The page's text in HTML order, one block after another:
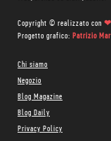
Copyright © realizzato con ❤
Progetto grafico: Patrizio
Chi siamo
Negozio
Blog Magazine
Blog Daily
Privacy Policy